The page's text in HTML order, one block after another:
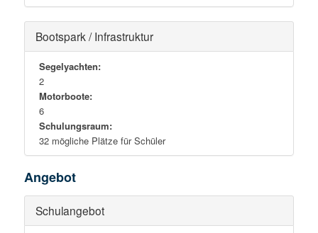
Bootspark / Infrastruktur
Segelyachten:
2
Motorboote:
6
Schulungsraum:
32 mögliche Plätze für Schüler
Angebot
Schulangebot